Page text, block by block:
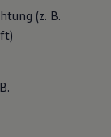
(z. B.